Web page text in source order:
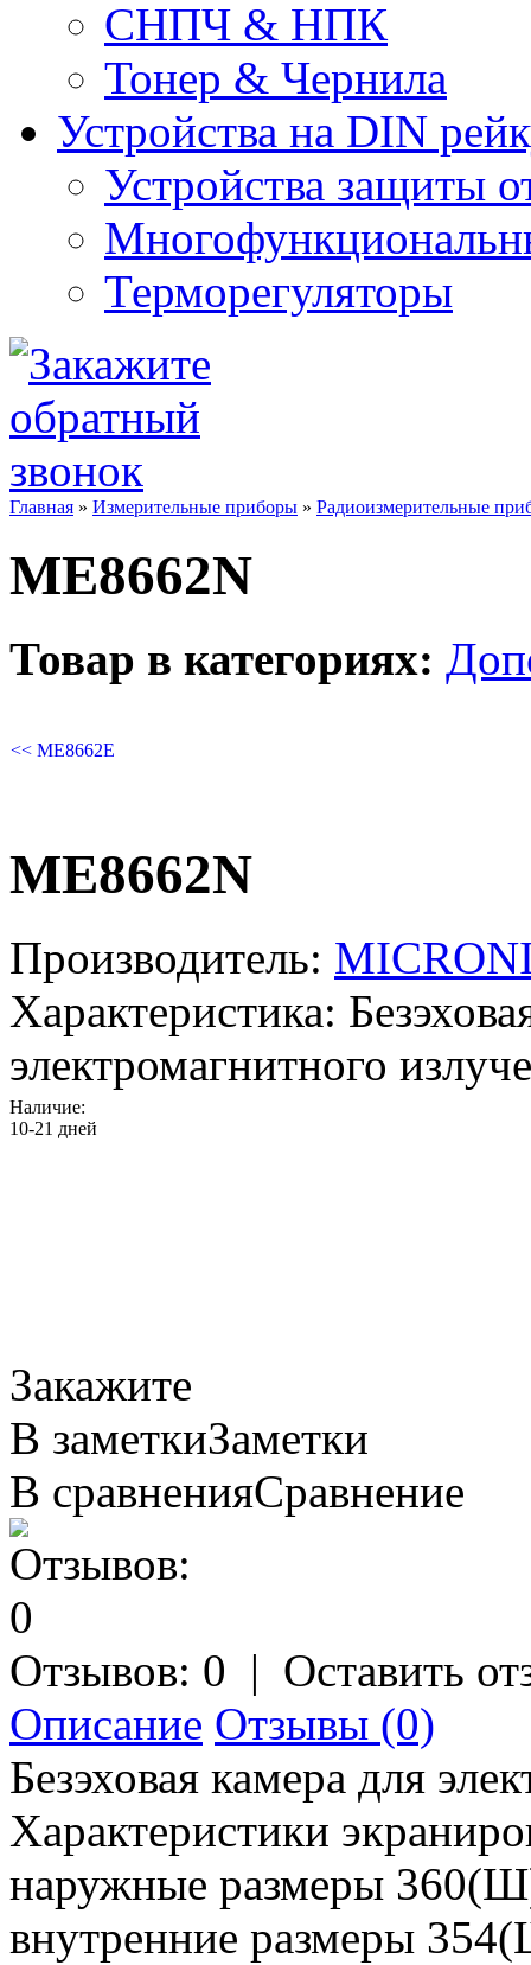
СНПЧ & НПК
Тонер & Чернила
Устройства на DIN
Устройства защиты
Терморегуляторы
Главная » Измерительные приборы » Радиоизмерительные
ME8662N
Товар в категориях:
<< ME8662E
ME8662N
Производитель:
Характеристика:
электромагнитного
Наличие:
10-21 дней
Закажите
В заметкиЗаметки
В сравненияСравнение
Отзывов: 0 | Оставить
Описание Отзывы (0)
Безэховая камера для
Характеристики
наружные размеры
внутренние размеры